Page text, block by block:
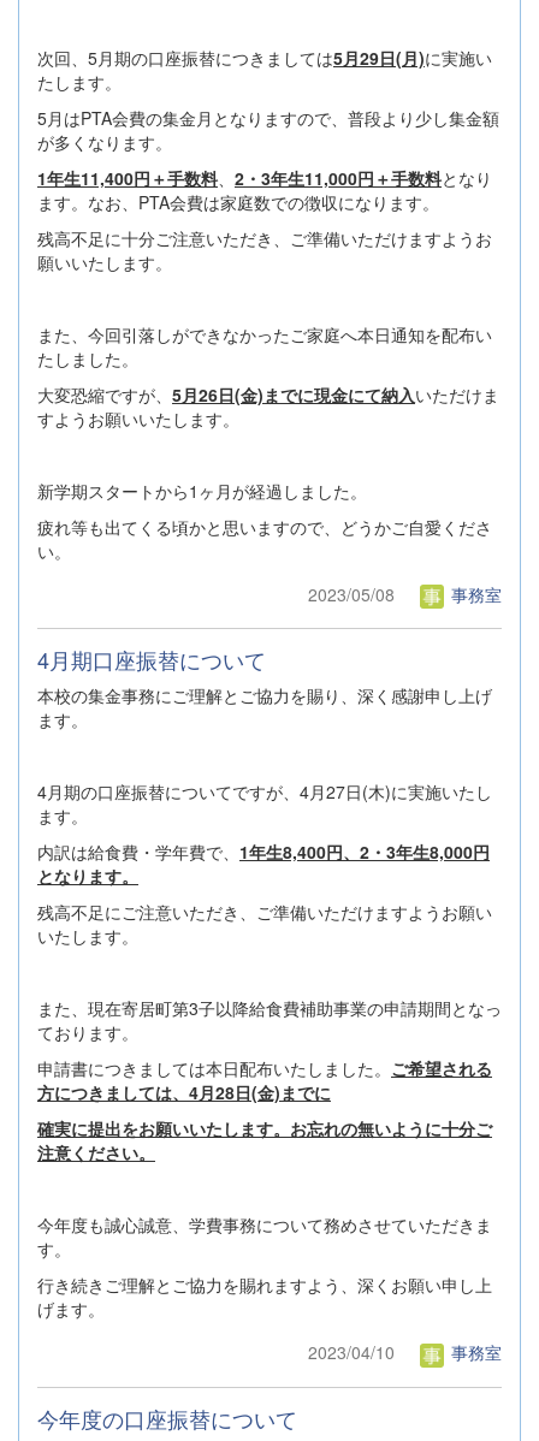
次回、5月期の口座振替につきましては5月29日(月)に実施い
たします。
5月はPTA会費の集金月となりますので、普段より少し集金額
が多くなります。
1年生11,400円＋手数料、 2・3年生11,000円＋手数料となり
ます。なお、PTA会費は家庭数での徴収になります。
残高不足に十分ご注意いただき、ご準備いただけますようお
願いいたします。
また、今回引落しができなかったご家庭へ本日通知を配布い
たしました。
大変恐縮ですが、 5月26日(金)までに現金にて納入いただけま
すようお願いいたします。
新学期スタートから1ヶ月が経過しました。
疲れ等も出てくる頃かと思いますので、どうかご自愛くださ
い。
2023/05/08
事務室
4月期口座振替について
本校の集金事務にご理解とご協力を賜り、深く感謝申し上げ
ます。
4月期の口座振替についてですが、4月27日(木)に実施いたし
ます。
内訳は給食費・学年費で、 1年生8,400円、2・3年生8,000円
となります。
残高不足にご注意いただき、ご準備いただけますようお願い
いたします。
また、現在寄居町第3子以降給食費補助事業の申請期間となっ
ております。
申請書につきましては本日配布いたしました。 ご希望される
方につきましては、4月28日(金)までに
確実に提出をお願いいたします。お忘れの無いように十分ご
注意ください。
今年度も誠心誠意、学費事務について務めさせていただきま
す。
行き続きご理解とご協力を賜れますよう、深くお願い申し上
げます。
2023/04/10
事務室
今年度の口座振替について